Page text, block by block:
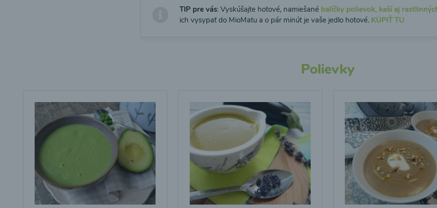
TIP pre vás: Vyskúšajte hotové, namiešané balíčky polievok, kaší aj
ich vysypať do MioMatu a o pár minút je vaše jedlo hotové. KÚPIŤ TU
Polievky